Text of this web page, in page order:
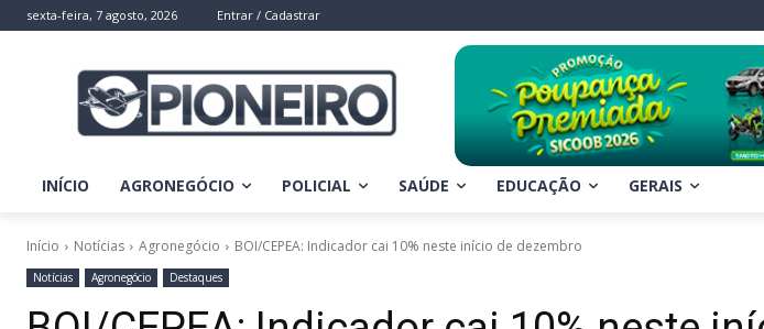
sexta-feira, 7 agosto, 2026 Entrar / Cadastrar
INÍCIO AGRONEGÓCIO POLICIAL SAÚDE EDUCAÇÃO GERAIS
Início Notícias Agronegócio BOI/CEPEA: Indicador cai 10% neste início de dezembro
Notícias Agronegócio Destaques